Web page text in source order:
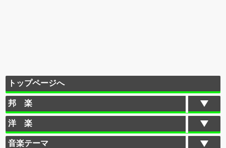
トップページへ
邦 楽
洋 楽
音楽テーマ